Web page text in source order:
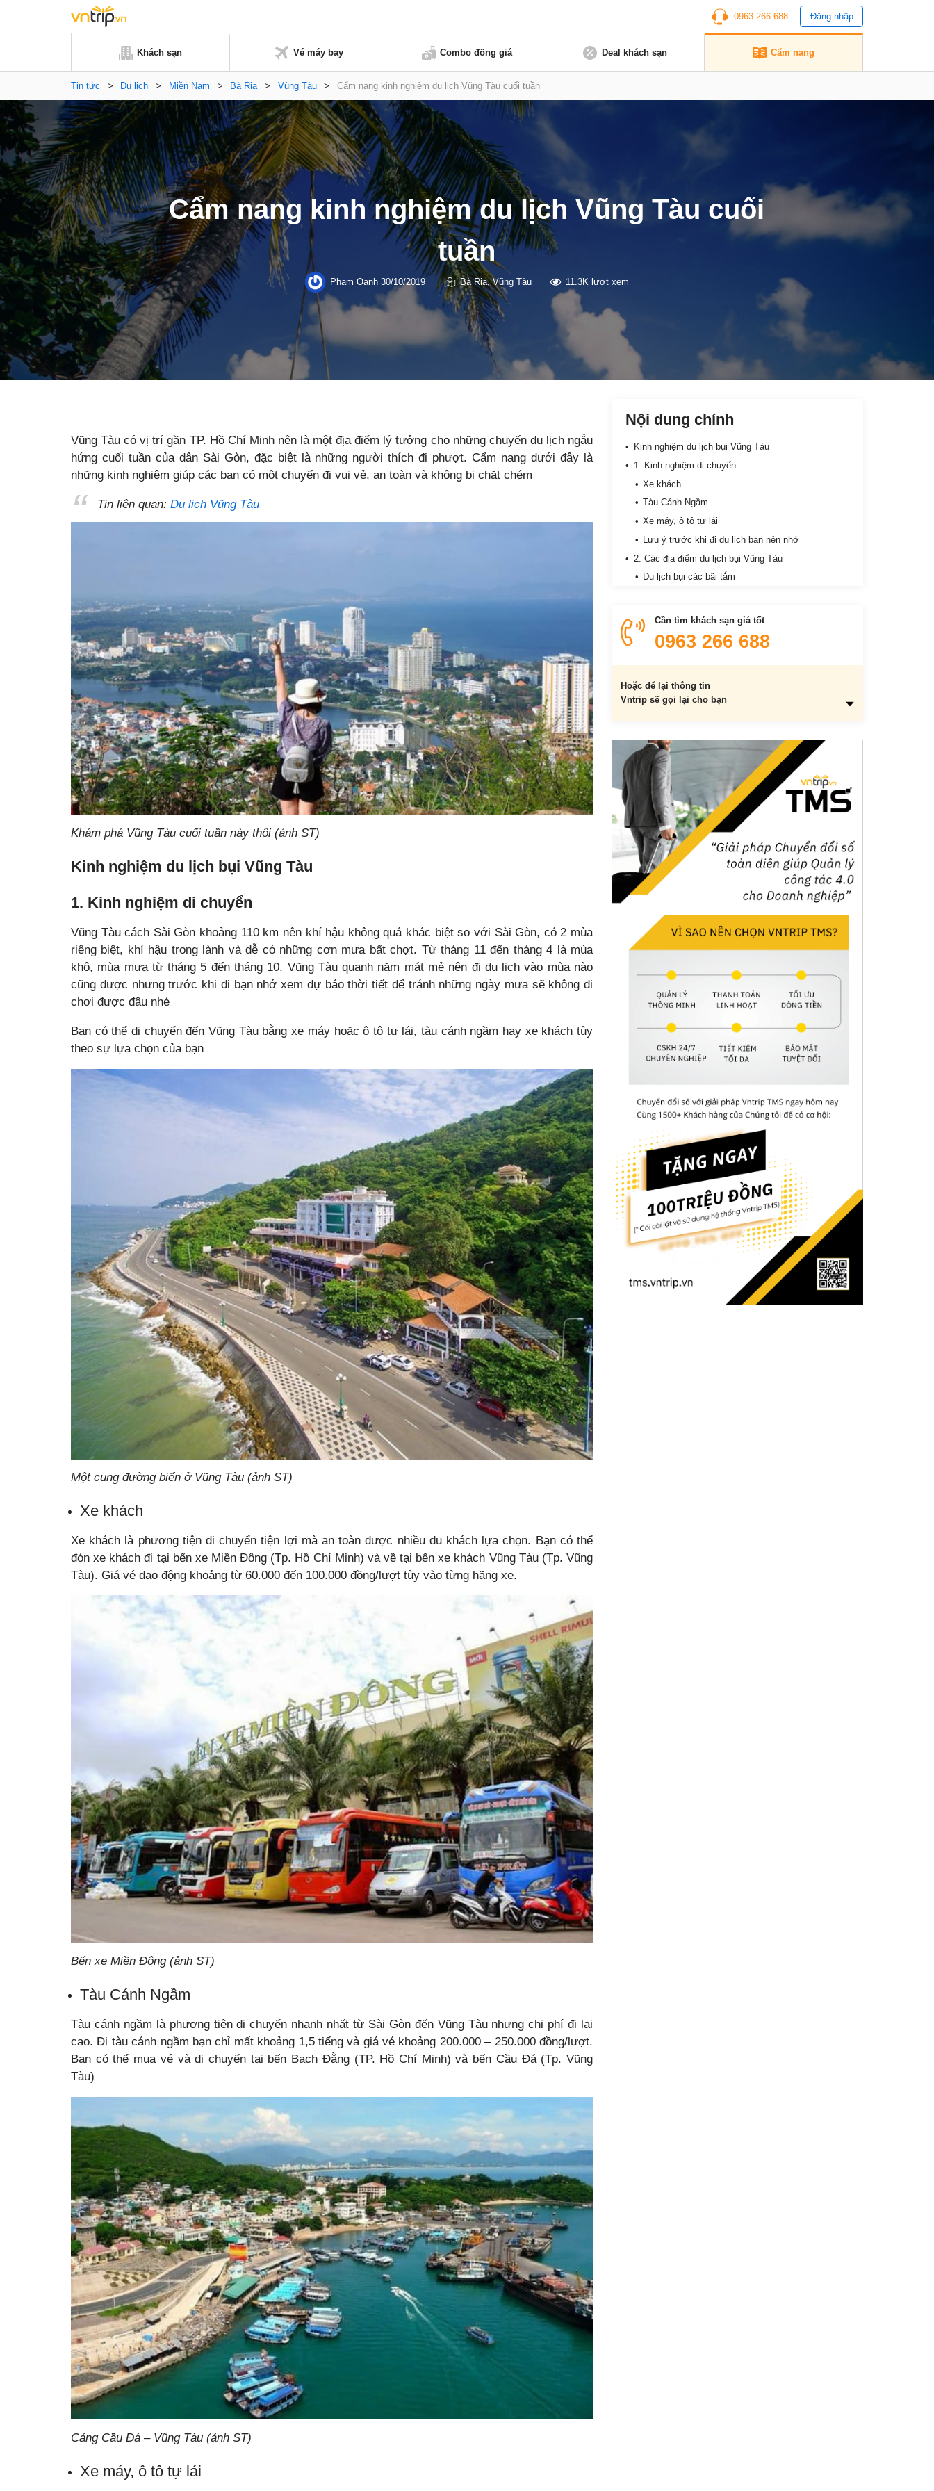
0963 266 688 Đăng nhập
Khách sạn Vé máy bay Combo đồng giá Deal khách sạn Cẩm nang
Tin tức > Du lịch > Miền Nam > Bà Rịa > Vũng Tàu > Cẩm nang kinh nghiệm du lịch Vũng Tàu cuối tuần
Cẩm nang kinh nghiệm du lịch Vũng Tàu cuối
tuần
Phạm Oanh 30/10/2019 Bà Rịa,Vũng Tàu 11.3K lượt xem
Vũng Tàu có vị trí gần TP. Hồ Chí Minh nên là một địa điểm lý tưởng cho những chuyến du lịch ngẫu
hứng cuối tuần của dân Sài Gòn, đặc biệt là những người thích đi phượt. Cẩm nang dưới đây là
những kinh nghiệm giúp các bạn có một chuyến đi vui vẻ, an toàn và không bị chặt chém
Tin liên quan:Du lịch Vũng Tàu
Khám phá Vũng Tàu cuối tuần này thôi (ảnh ST)
Kinh nghiệm du lịch bụi Vũng Tàu
1. Kinh nghiệm di chuyển
Vũng Tàu cách Sài Gòn khoảng 110 km nên khí hậu không quá khác biệt so với Sài Gòn, có 2 mùa
riêng biệt, khí hậu trong lành và dễ có những cơn mưa bất chợt. Từ tháng 11 đến tháng 4 là mùa
khô, mùa mưa từ tháng 5 đến tháng 10. Vũng Tàu quanh năm mát mẻ nên đi du lịch vào mùa nào
cũng được nhưng trước khi đi bạn nhớ xem dự báo thời tiết để tránh những ngày mưa sẽ không đi
chơi được đâu nhé
Bạn có thể di chuyển đến Vũng Tàu bằng xe máy hoặc ô tô tự lái, tàu cánh ngầm hay xe khách tùy
theo sự lựa chọn của bạn
Một cung đường biển ở Vũng Tàu (ảnh ST)
Xe khách
Xe khách là phương tiện di chuyển tiện lợi mà an toàn được nhiều du khách lựa chọn. Bạn có thể
đón xe khách đi tại bến xe Miền Đông (Tp. Hồ Chí Minh) và về tại bến xe khách Vũng Tàu (Tp. Vũng
Tàu). Giá vé dao động khoảng từ 60.000 đến 100.000 đồng/lượt tùy vào từng hãng xe.
Bến xe Miền Đông (ảnh ST)
Tàu Cánh Ngầm
Tàu cánh ngầm là phương tiện di chuyển nhanh nhất từ Sài Gòn đến Vũng Tàu nhưng chi phí đi lại
cao. Đi tàu cánh ngầm bạn chỉ mất khoảng 1,5 tiếng và giá vé khoảng 200.000 – 250.000 đồng/lượt.
Bạn có thể mua vé và di chuyển tại bến Bạch Đằng (TP. Hồ Chí Minh) và bến Cầu Đá (Tp. Vũng
Tàu)
Cảng Cầu Đá – Vũng Tàu (ảnh ST)
Xe máy, ô tô tự lái
Nội dung chính
Kinh nghiệm du lịch bụi Vũng Tàu
1. Kinh nghiệm di chuyển
Xe khách
Tàu Cánh Ngầm
Xe máy, ô tô tự lái
Lưu ý trước khi đi du lịch bạn nên nhớ
2. Các địa điểm du lịch bụi Vũng Tàu
Du lịch bụi các bãi tắm
Các khu du lịch tâm linh
Khu du lịch bụi danh lam thắng cảnh
Các địa điểm check-in đẹp
3. Kinh nghiệm ăn uống khi du lịch bụi Vũng Tàu
4. Du lịch Vũng Tàu thì nghỉ ngơi tại đâu
Cần tìm khách sạn giá tốt
0963 266 688
Hoặc để lại thông tin
Vntrip sẽ gọi lại cho bạn